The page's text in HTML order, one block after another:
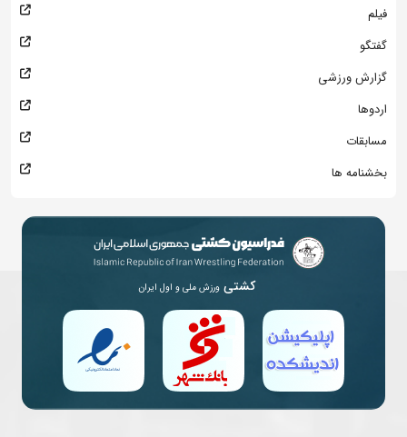
فیلم
گفتگو
گزارش ورزشی
اردوها
مسابقات
بخشنامه ها
کشتی ورزش ملی و اول ایران